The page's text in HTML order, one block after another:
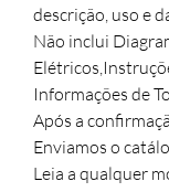
descrição, uso e
Não inclui
Informações de
Após a
Enviamos o
Leia a qualquer